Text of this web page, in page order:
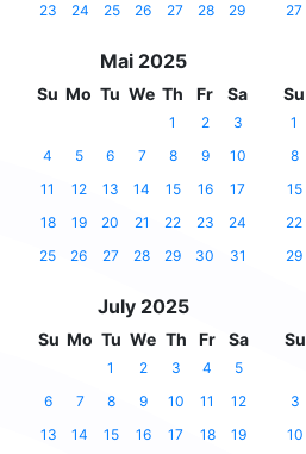
23
24 25 26 27 28 29
27
Mai 2025
Su Mo Tu We Th Fr Sa
1 2
3
4
5 6 7 8 9
10
11
12 13 14 15 16
17
18
19 20 21 22 23
24
25
26 27 28 29 30 31
Su
1
8
15
22
29
July 2025
Su Mo Tu We Th Fr Sa
1 2 3 4
5
6
7 8 9 10 11
12
13
14 15 16 17 18
19
Su
3
10